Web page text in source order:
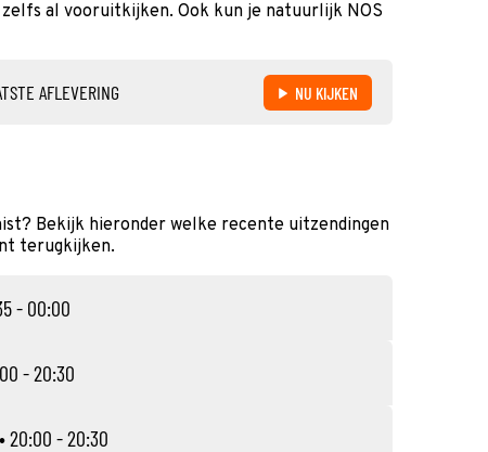
zelfs al vooruitkijken. Ook kun je natuurlijk NOS
AFLEVERING NU KIJKEN
Bekijk hieronder welke recente uitzendingen
terugkijken.
- 00:00
- 20:30
• 20:00 - 20:30